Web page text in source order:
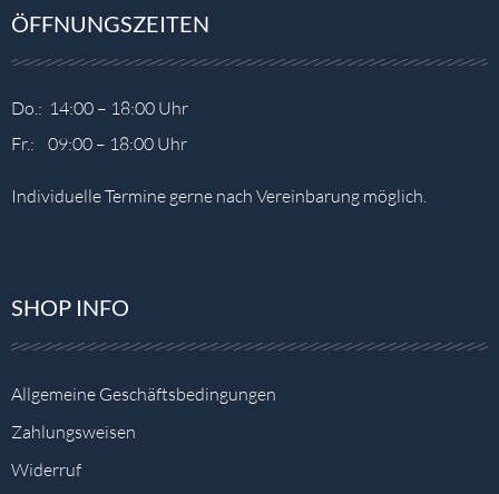
ÖFFNUNGSZEITEN
Do.: 14:00 – 18:00 Uhr
Fr.: 09:00 – 18:00 Uhr
Individuelle Termine gerne nach Vereinbarung möglich.
SHOP INFO
Allgemeine Geschäftsbedingungen
Zahlungsweisen
Widerruf